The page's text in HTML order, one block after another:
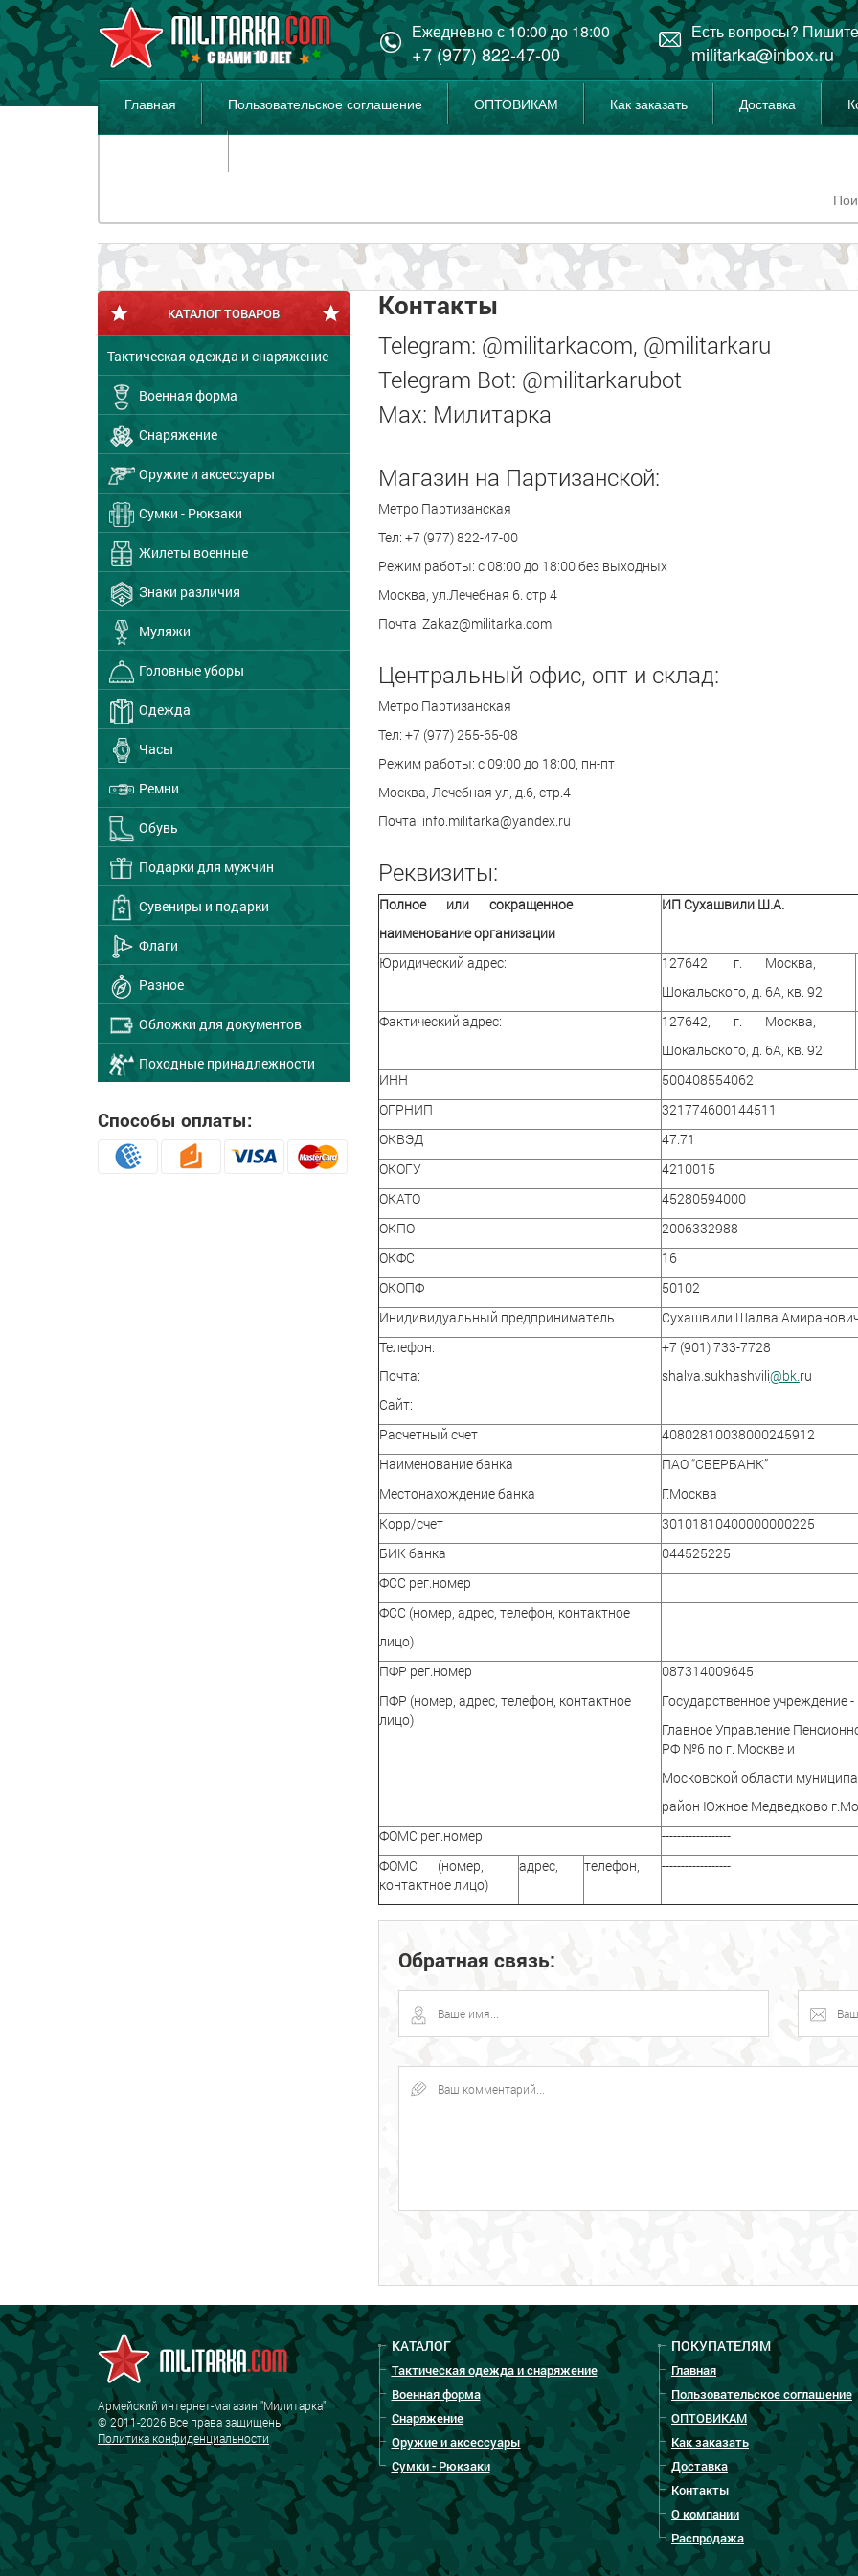
Ежедневно с 10:00 до 18:00
+7 (977) 822-47-00
Есть вопросы?
militarka@inbox.ru
Главная Пользовательское соглашение ОПТОВИКАМ Как заказать Доставка
КАТАЛОГ ТОВАРОВ
Тактическая одежда и снаряжение
Военная форма
Снаряжение
Оружие и аксессуары
Сумки - Рюкзаки
Жилеты военные
Знаки различия
Муляжи
Головные уборы
Одежда
Часы
Ремни
Обувь
Подарки для мужчин
Сувениры и подарки
Флаги
Разное
Обложки для документов
Походные принадлежности
Способы оплаты:
Контакты
Telegram: @militarkacom, @militarkaru
Telegram Bot: @militarkarubot
Max: Милитарка
Магазин на Партизанской:
Метро Партизанская
Тел: +7 (977) 822-47-00
Режим работы: с 08:00 до 18:00 без выходных
Москва, ул.Лечебная 6. стр 4
Почта: Zakaz@militarka.com
Центральный офис, опт и склад:
Метро Партизанская
Тел: +7 (977) 255-65-08
Режим работы: с 09:00 до 18:00, пн-пт
Москва, Лечебная ул, д.6, стр.4
Почта: info.militarka@yandex.ru
Реквизиты:
Полное или сокращенное
наименование организации
ИП Сухашвили Ш.А.
Юридический адрес:
127642 г. Москва,
Шокальского, д. 6А, кв. 92
Фактический адрес:
127642, г. Москва,
Шокальского, д. 6А, кв. 92
ИНН
500408554062
ОГРНИП
321774600144511
ОКВЭД
47.71
ОКОГУ
4210015
ОКАТО
45280594000
ОКПО
2006332988
ОКФС
16
ОКОПФ
50102
Инидивидуальный предприниматель
Сухашвили Шалва
Телефон:
Почта:
Сайт:
+7 (901) 733-7728
shalva.sukhashvili@bk.ru
Расчетный счет
40802810038000245912
Наименование банка
ПАО “СБЕРБАНК”
Местонахождение банка
Г.Москва
Корр/счет
30101810400000000225
БИК банка
044525225
ФСС рег.номер
ФСС (номер, адрес, телефон, контактное
лицо)
ПФР рег.номер
087314009645
ПФР (номер, адрес, телефон, контактное
лицо)
Государственное учреждение -
Главное Управление
РФ №6 по г. Москве и
Московской области
район Южное Медведково
ФОМС рег.номер
------------------
ФОМС (номер,
контактное лицо)
адрес, телефон, ------------------
Обратная связь:
КАТАЛОГ
Тактическая одежда и снаряжение
Военная форма
Снаряжение
Оружие и аксессуары
Сумки - Рюкзаки
ПОКУПАТЕЛЯМ
Главная
Пользовательское соглашение
ОПТОВИКАМ
Как заказать
Доставка
Контакты
О компании
Распродажа
Армейский интернет-магазин "Милитарка"
© 2011-2026 Все права защищены
Политика конфиденциальности